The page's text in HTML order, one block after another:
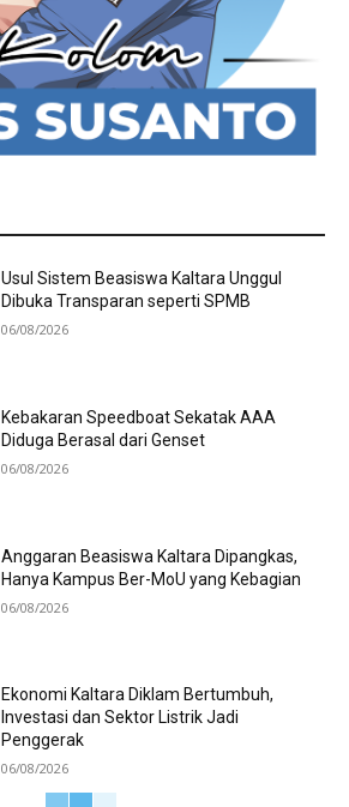
Usul Sistem Beasiswa Kaltara Unggul
Dibuka Transparan seperti SPMB
06/08/2026
Kebakaran Speedboat Sekatak AAA
Diduga Berasal dari Genset
06/08/2026
Anggaran Beasiswa Kaltara Dipangkas,
Hanya Kampus Ber-MoU yang Kebagian
06/08/2026
Ekonomi Kaltara Diklam Bertumbuh,
Investasi dan Sektor Listrik Jadi
Penggerak
06/08/2026